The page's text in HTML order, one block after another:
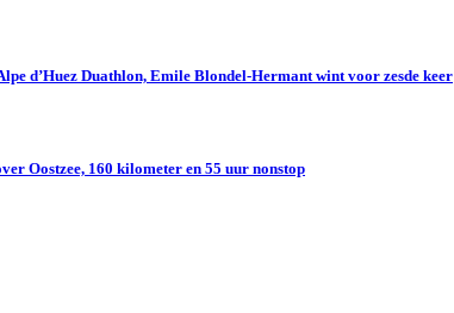
d’Huez Duathlon, Emile Blondel-Hermant wint voor zesde keer
Oostzee, 160 kilometer en 55 uur nonstop